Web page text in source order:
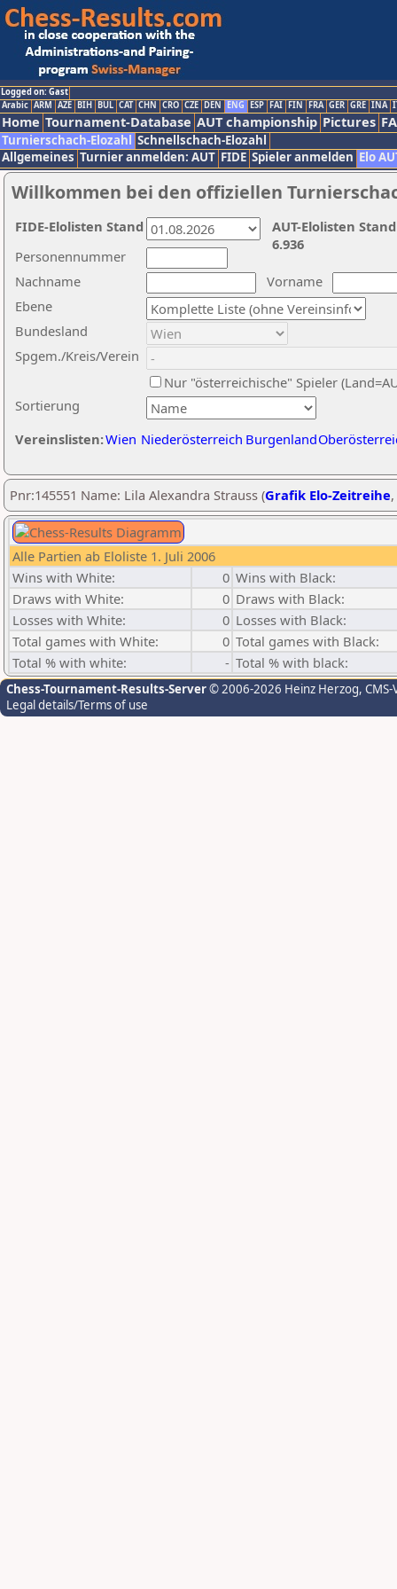
Logged on: Gast
Arabic ARM AZE BIH BUL CAT CHN CRO CZE DEN ENG ESP FAI FIN FRA GER GRE INA
Home Tournament-Database AUT championship Pictures
Turnierschach-Elozahl Schnellschach-Elozahl
Allgemeines Turnier anmelden: AUT FIDE Spieler anmelden Elo
Willkommen bei den offiziellen
Nachname
Vorname
Ebene
Sortierung
Personennummer
Bundesland
Spgem./Kreis/Verein
Nur "österreichische" Spieler
Vereinslisten:Wien Niederösterreich Burgenland
AUT-Elolisten
6.936
FIDE-Elolisten Stand
Pnr:145551 Name: Lila Alexandra Strauss (Grafik Elo-Zeitreihe,
Alle Partien ab Eloliste 1. Juli 2006
Wins with White:
0 Wins with Black:
Draws with White:
0 Draws with Black:
Losses with White:
0 Losses with Black:
Total games with White:
0 Total games with Black:
Total % with white:
- Total % with black:
Chess-Tournament-Results-Server© 2006-2026 Heinz Herzog,
Legal details/Terms of use